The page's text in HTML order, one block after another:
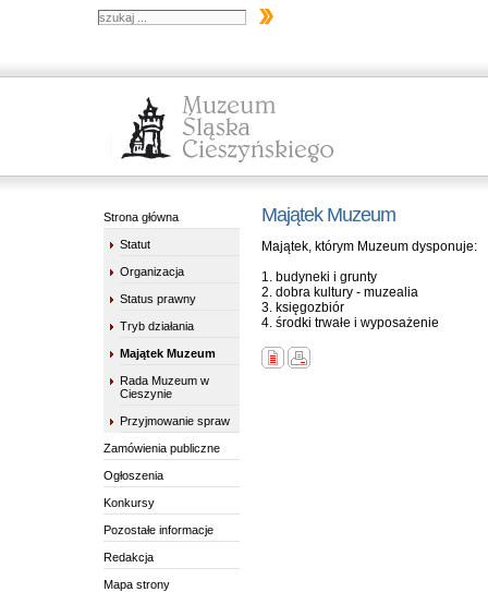
Majątek Muzeum
Majątek, którym Muzeum dysponuje:
1. budyneki i grunty
2. dobra kultury - muzealia
3. księgozbiór
4. środki trwałe i wyposażenie
Strona główna
Statut
Organizacja
Status prawny
Tryb działania
Majątek Muzeum
Rada Muzeum w
Cieszynie
Przyjmowanie spraw
Zamówienia publiczne
Ogłoszenia
Konkursy
Pozostałe informacje
Redakcja
Mapa strony